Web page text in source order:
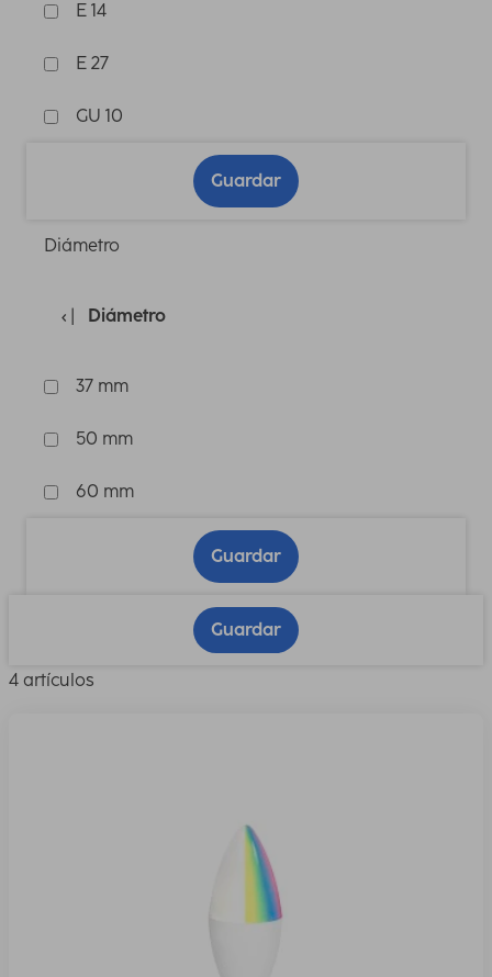
E 14
E 27
GU 10
Guardar
Diámetro
Diámetro
37 mm
50 mm
60 mm
Guardar
Guardar
4 artículos